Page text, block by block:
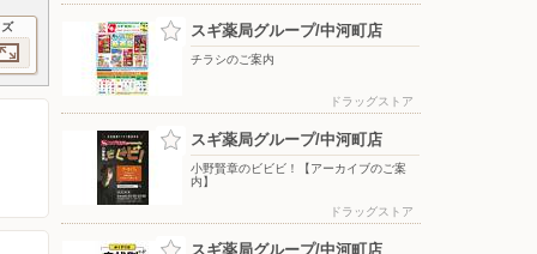
スギ薬局グループ/中河町店
チラシのご案内
ドラッグストア
スギ薬局グループ/中河町店
小野賢章のビビビ！【アーカイブのご案
内】
ドラッグストア
スギ薬局グループ/中河町店